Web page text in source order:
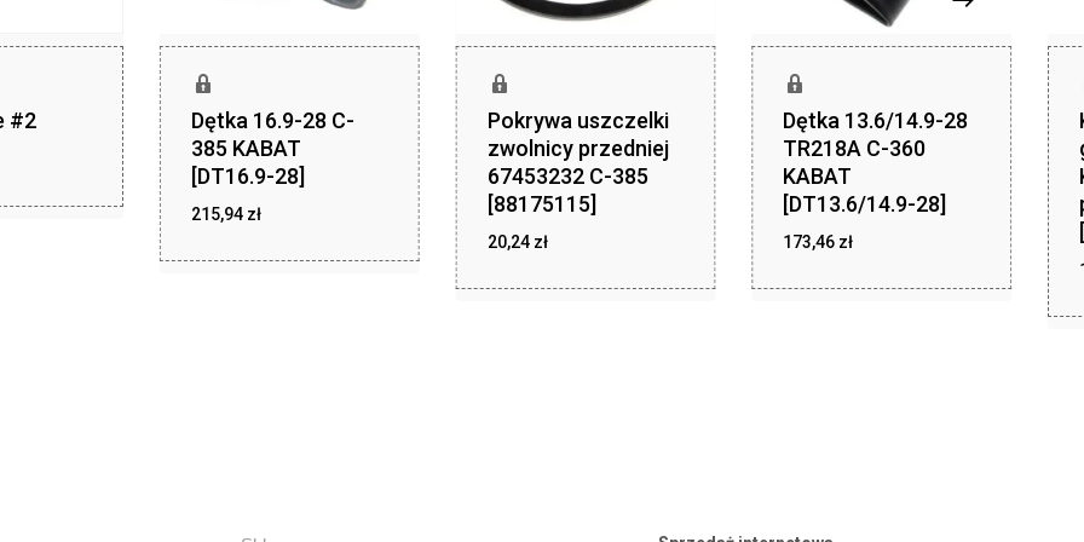
#2
Dętka 16.9-28 C-
385 KABAT
[DT16.9-28]
215,94 zł
Pokrywa uszczelki
zwolnicy przedniej
67453232 C-385
[88175115]
20,24 zł
Dętka 13.6/14.9-28
TR218A C-360
KABAT
[DT13.6/14.9-28]
173,46 zł